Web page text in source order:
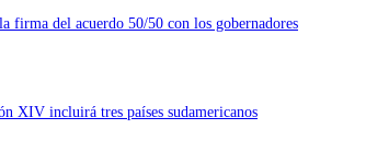
firma del acuerdo 50/50 con los gobernadores
XIV incluirá tres países sudamericanos